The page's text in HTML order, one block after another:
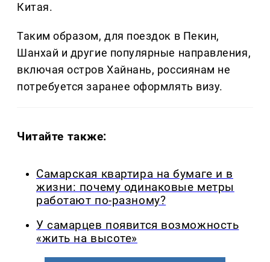
Китая.
Таким образом, для поездок в Пекин,
Шанхай и другие популярные направления,
включая остров Хайнань, россиянам не
потребуется заранее оформлять визу.
Читайте также:
Самарская квартира на бумаге и в
жизни: почему одинаковые метры
работают по-разному?
У самарцев появится возможность
«жить на высоте»